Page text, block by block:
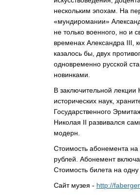
нескольким эпохам. На
«мундиромании»
не только военного, но и
временах Александра III,
казалось бы, двух
одновременно русской
новинками.
В заключительной
исторических наук,
Государственного
Николая II развивался
модерн.
Стоимость абонемента
рублей. Абонемент
Стоимость билета на
Сайт музея - http://